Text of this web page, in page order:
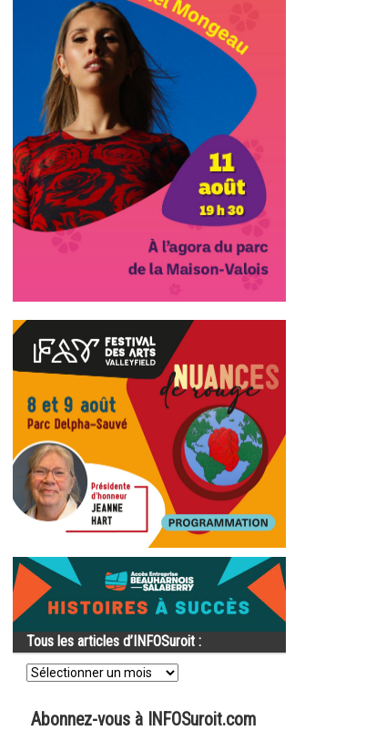
Tous les articles d’INFOSuroit :
Tous
les
d’INFOSuroit
Abonnez-vous à INFOSuroit.com